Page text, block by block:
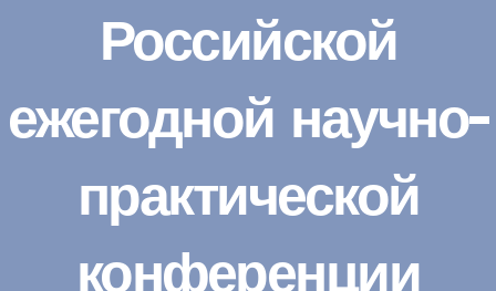
Российской
ежегодной научно-
практической
конференции